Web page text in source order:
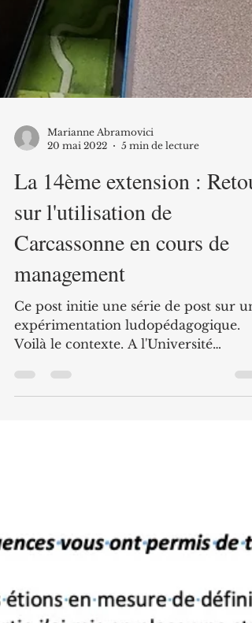
Marianne Abramovici
5 min de lecture
La 14ème extension : Retour
sur l'utilisation de
Carcassonne en cours de